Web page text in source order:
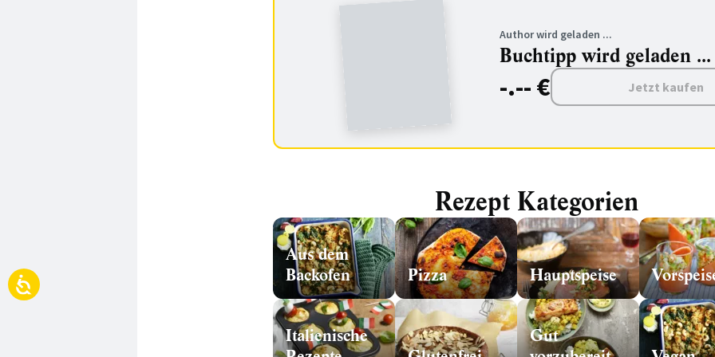
Author wird geladen ...
Buchtipp wird geladen ...
-.-- € Jetzt kaufen
Rezept Kategorien
Aus dem
Backofen
Pizza Hauptspeise
Italienische
Gut